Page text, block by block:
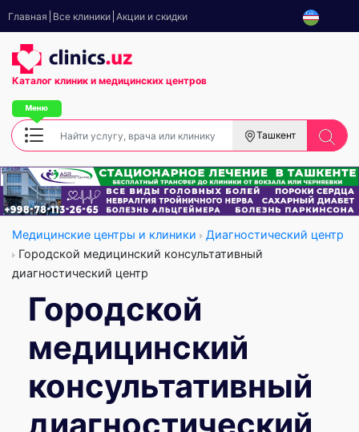
Главная Все клиники Акции и скидки
Каталог клиник и медицинских центров
Ташкент
Медицинские центры и клиники
Диагностический центр
Городской медицинский консультативный
диагностический центр
Городской
медицинский
консультативный